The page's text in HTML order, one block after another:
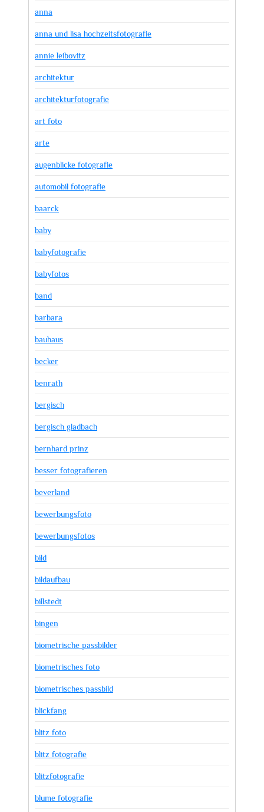
anna
anna und lisa hochzeitsfotografie
annie leibovitz
architektur
architekturfotografie
art foto
arte
augenblicke fotografie
automobil fotografie
baarck
baby
babyfotografie
babyfotos
band
barbara
bauhaus
becker
benrath
bergisch
bergisch gladbach
bernhard prinz
besser fotografieren
beverland
bewerbungsfoto
bewerbungsfotos
bild
bildaufbau
billstedt
bingen
biometrische passbilder
biometrisches foto
biometrisches passbild
blickfang
blitz foto
blitz fotografie
blitzfotografie
blume fotografie